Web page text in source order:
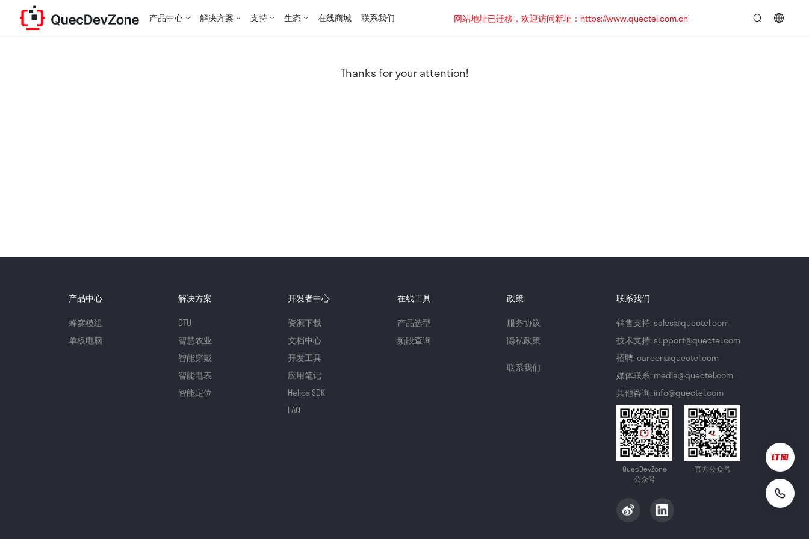
产品中心 解决方案 支持 生态 在线商城 联系我们
网站地址已迁移，欢迎访问新址：https://www.quectel.com.cn
Thanks for your attention!
产品中心
蜂窝模组
单板电脑
解决方案
DTU
智慧农业
智能穿戴
智能电表
智能定位
开发者中心
资源下载
文档中心
开发工具
应用笔记
Helios SDK
FAQ
在线工具
产品选型
频段查询
政策
服务协议
隐私政策
联系我们
联系我们
销售支持: sales@quectel.com
技术支持: support@quectel.com
招聘: career@quectel.com
媒体联系: media@quectel.com
其他咨询: info@quectel.com
QuecDevZone
公众号
官方公众号